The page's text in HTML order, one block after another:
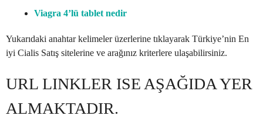
Viagra 4’lü tablet nedir
Yukarıdaki anahtar kelimeler üzerlerine tıklayarak Türkiye’nin En
iyi Cialis Satış sitelerine ve arağınız kriterlere ulaşabilirsiniz.
URL LINKLER ISE AŞAĞIDA YER
ALMAKTADIR.